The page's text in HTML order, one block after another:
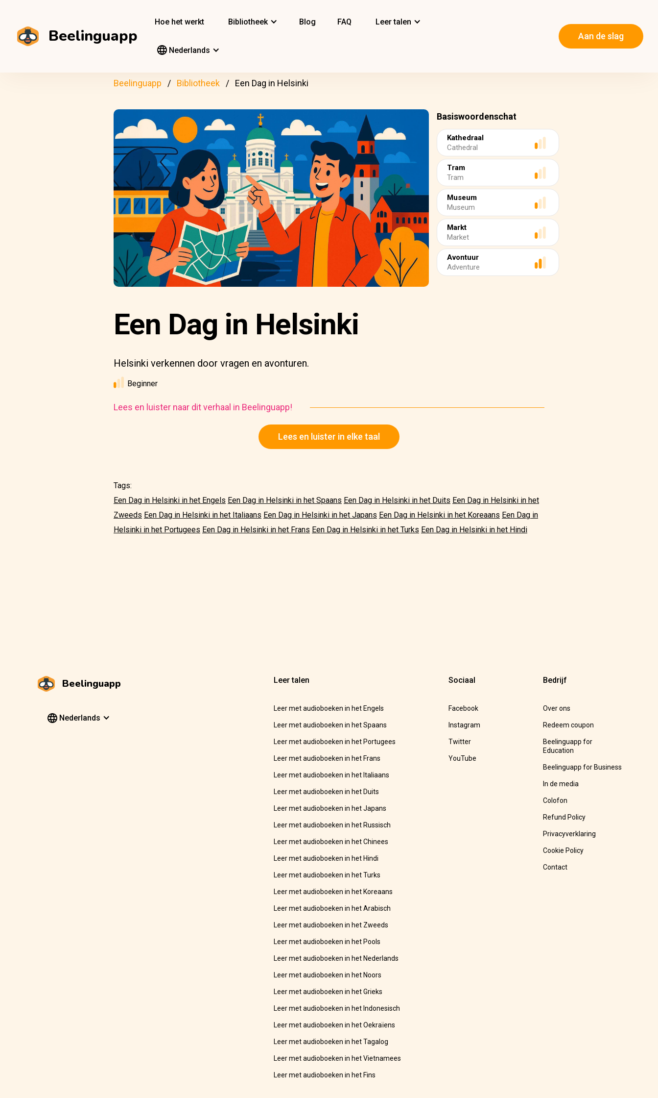
Beelinguapp
Hoe het werkt Bibliotheek Blog FAQ Leer talen
Nederlands
Aan de slag
Beelinguapp Bibliotheek Een Dag in Helsinki
Basiswoordenschat
Kathedraal
Cathedral
Tram
Tram
Museum
Museum
Markt
Market
Avontuur
Adventure
Een Dag in Helsinki
Helsinki verkennen door vragen en avonturen.
Beginner
Lees en luister naar dit verhaal in Beelinguapp!
Lees en luister in elke taal
Tags:
Een Dag in Helsinki in het Engels Een Dag in Helsinki in het Spaans Een Dag in Helsinki in het Duits Een Dag in Helsinki in het
Zweeds Een Dag in Helsinki in het Italiaans Een Dag in Helsinki in het Japans Een Dag in Helsinki in het Koreaans Een Dag in
Helsinki in het Portugees Een Dag in Helsinki in het Frans Een Dag in Helsinki in het Turks Een Dag in Helsinki in het Hindi
Beelinguapp
Nederlands
Leer talen
Leer met audioboeken in het Engels
Leer met audioboeken in het Spaans
Leer met audioboeken in het Portugees
Leer met audioboeken in het Frans
Leer met audioboeken in het Italiaans
Leer met audioboeken in het Duits
Leer met audioboeken in het Japans
Leer met audioboeken in het Russisch
Leer met audioboeken in het Chinees
Leer met audioboeken in het Hindi
Leer met audioboeken in het Turks
Leer met audioboeken in het Koreaans
Leer met audioboeken in het Arabisch
Leer met audioboeken in het Zweeds
Leer met audioboeken in het Pools
Leer met audioboeken in het Nederlands
Leer met audioboeken in het Noors
Leer met audioboeken in het Grieks
Leer met audioboeken in het Indonesisch
Leer met audioboeken in het Oekraïens
Leer met audioboeken in het Tagalog
Leer met audioboeken in het Vietnamees
Leer met audioboeken in het Fins
Sociaal
Facebook
Instagram
Twitter
YouTube
Bedrijf
Over ons
Redeem coupon
Beelinguapp for
Education
Beelinguapp for Business
In de media
Colofon
Refund Policy
Privacyverklaring
Cookie Policy
Contact